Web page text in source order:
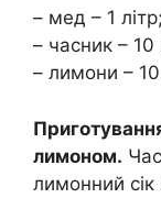
– мед – 1 літр;
– часник – 10
– лимони –
лимоном.
лимонний